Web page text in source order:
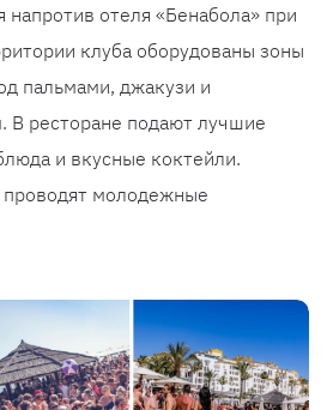
напротив отеля «Бенабола» при
клуба оборудованы зоны
пальмами, джакузи и
В ресторане подают лучшие
и вкусные коктейли.
проводят молодежные